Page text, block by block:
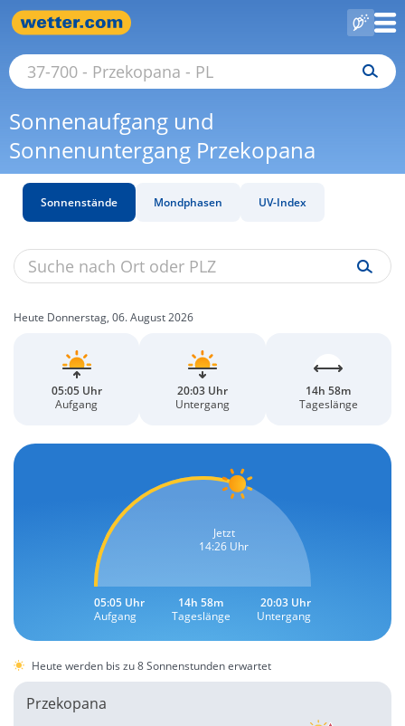
Sonnenaufgang und
Sonnenuntergang Przekopana
Sonnenstände Mondphasen UV-Index
Heute Donnerstag, 06. August 2026
05:05 Uhr
Aufgang
20:03 Uhr
Untergang
14h 58m
Tageslänge
Jetzt
14:26 Uhr
05:05 Uhr
Aufgang
14h 58m
Tageslänge
20:03 Uhr
Untergang
Heute werden bis zu 8 Sonnenstunden erwartet
Przekopana